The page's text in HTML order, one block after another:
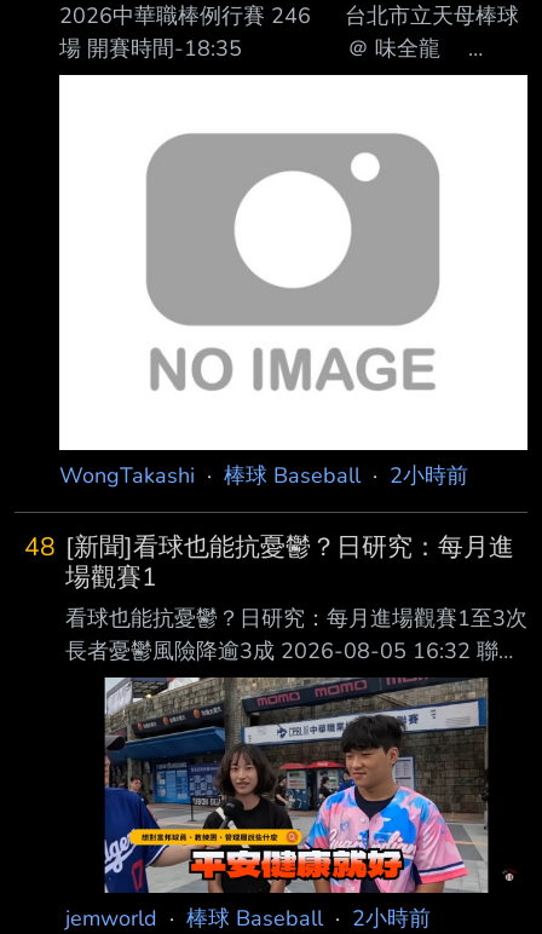
2026中華職棒例行賽 246 台北市立天母棒球
場 開賽時間-18:35 ＠ 味全龍
｜ ＣＦ 邱智呈 ＣＦ
吉撈‧鞏冠 ＬＦ 陳傑憲 １Ｂ
朱育賢 １Ｂ 林子豪 ３Ｂ 劉基
鴻 ＤＨ 朱迦恩 ２Ｂ 劉俊緯
３Ｂ 潘傑楷 ＳＳ 張政禹 ２
Ｂ 全紹凱 ＲＦ 王順和 Ｃ
陳重羽 Ｃ 林辰勳 ＳＳ 林泓
弦 ＬＦ 陳子豪
WongTakashi · 棒球 Baseball· 2小時前
48 [新聞]看球也能抗憂鬱？日研究：每月進
場觀賽1
看球也能抗憂鬱？日研究：每月進場觀賽1至3次
長者憂鬱風險降逾3成 2026-08-05 16:32 聯合
報／ 記者 廖靜清／台北即時報導 台灣已邁入超
高齡社會，除了慢性病，長者心理健康也成為不
可忽視的課題。醫師提醒， 老年憂鬱症常被誤
以為只是「老了、心情不好」，甚至可能因記憶
力衰退、反應變慢，被 誤診為失智症。最新日
本研究發現，除了規律運動，觀看運動賽事、走
進球場感受熱血氛 圍，也能成為預防老年憂鬱
的新方法，每月到現場觀賽1至3次，憂鬱風險可
jemworld · 棒球 Baseball· 2小時前